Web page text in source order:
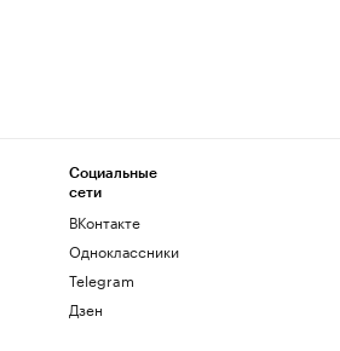
Социальные
сети
ВКонтакте
Одноклассники
Telegram
Дзен